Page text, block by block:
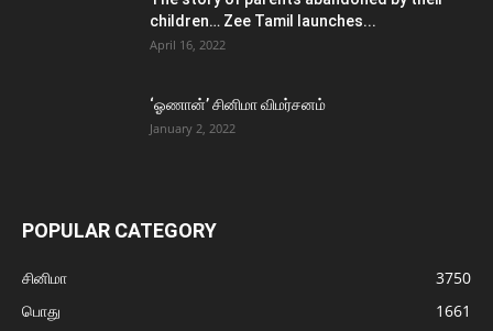
children… Zee Tamil launches...
April 16, 2022
‘ஓணான்’ சினிமா விமர்சனம்
January 2, 2022
POPULAR CATEGORY
சினிமா
3750
பொது
1661